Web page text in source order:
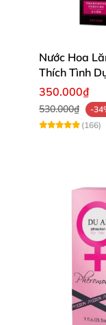
Nước Hoa
Thích Tình
350.000₫
530.000₫
-
(166)